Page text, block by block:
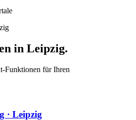
in Leipzig.
Funktionen für Ihren
· Leipzig